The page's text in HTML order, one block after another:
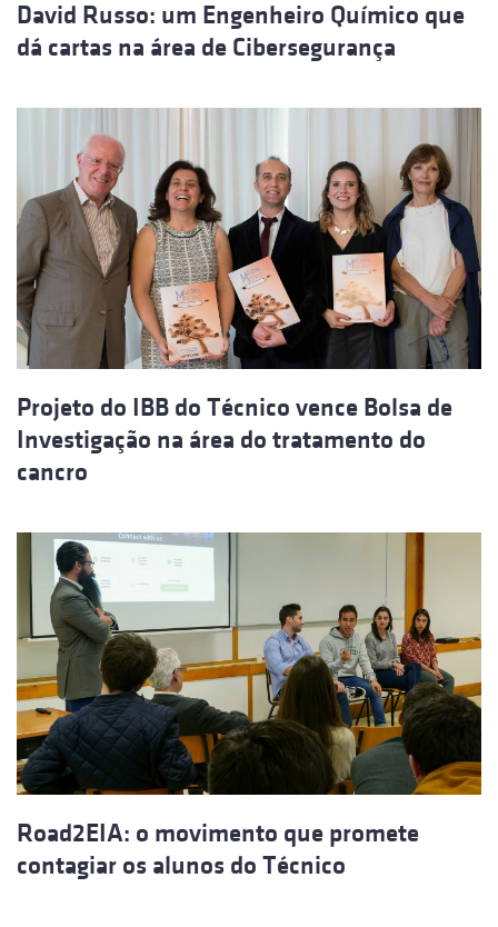
David Russo: um Engenheiro Químico que
dá cartas na área de Cibersegurança
Projeto do IBB do Técnico vence Bolsa de
Investigação na área do tratamento do
cancro
Road2EIA: o movimento que promete
contagiar os alunos do Técnico